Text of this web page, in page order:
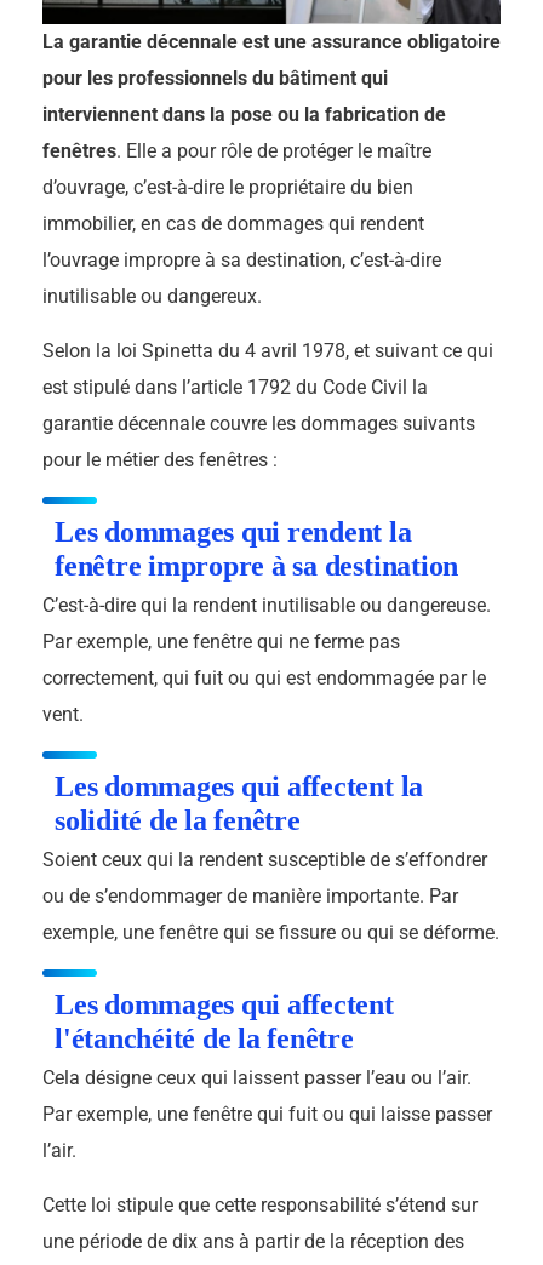
La garantie décennale est une assurance obligatoire
pour les professionnels du bâtiment qui
interviennent dans la pose ou la fabrication de
fenêtres. Elle a pour rôle de protéger le maître
d’ouvrage, c’est-à-dire le propriétaire du bien
immobilier, en cas de dommages qui rendent
l’ouvrage impropre à sa destination, c’est-à-dire
inutilisable ou dangereux.
Selon la loi Spinetta du 4 avril 1978, et suivant ce qui
est stipulé dans l’article 1792 du Code Civil la
garantie décennale couvre les dommages suivants
pour le métier des fenêtres :
Les dommages qui rendent la
fenêtre impropre à sa destination
C’est-à-dire qui la rendent inutilisable ou dangereuse.
Par exemple, une fenêtre qui ne ferme pas
correctement, qui fuit ou qui est endommagée par le
vent.
Les dommages qui affectent la
solidité de la fenêtre
Soient ceux qui la rendent susceptible de s’effondrer
ou de s’endommager de manière importante. Par
exemple, une fenêtre qui se fissure ou qui se déforme.
Les dommages qui affectent
l'étanchéité de la fenêtre
Cela désigne ceux qui laissent passer l’eau ou l’air.
Par exemple, une fenêtre qui fuit ou qui laisse passer
l’air.
Cette loi stipule que cette responsabilité s’étend sur
une période de dix ans à partir de la réception des